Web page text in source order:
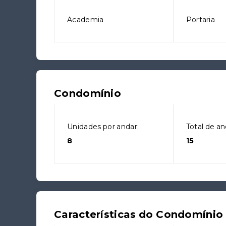
Academia Portaria
Condomínio
Unidades por andar:
8
Total de
15
Características do Condomínio